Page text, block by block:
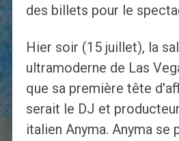
des billets pour le
Hier soir (15 juillet), la
ultramoderne de Las
que sa première tête
serait le DJ et
italien Anyma. Anyma se